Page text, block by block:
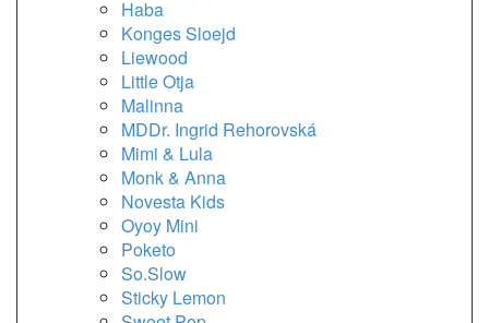
Haba
Konges Sloejd
Liewood
Little Otja
Malinna
MDDr. Ingrid Rehorovská
Mimi & Lula
Monk & Anna
Novesta Kids
Oyoy Mini
Poketo
So.Slow
Sticky Lemon